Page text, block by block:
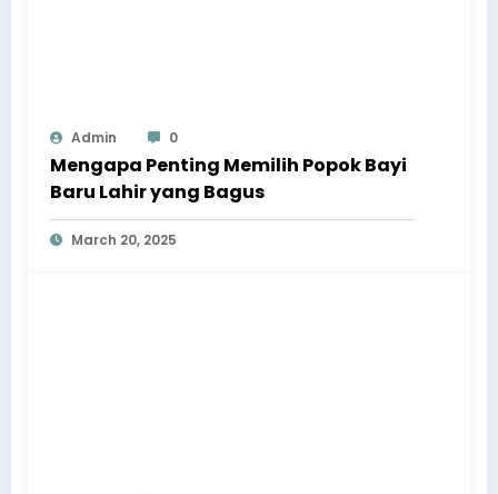
Admin 0
Mengapa Penting Memilih Popok Bayi
Baru Lahir yang Bagus
March 20, 2025